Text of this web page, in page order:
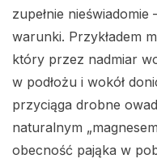
zupełnie
warunki. Przykładem
który przez nadmiar
w podłożu i wokół
przyciąga drobne
naturalnym
obecność pająka w